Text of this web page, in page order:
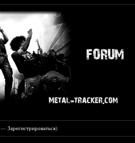
—Зарегистрироваться)